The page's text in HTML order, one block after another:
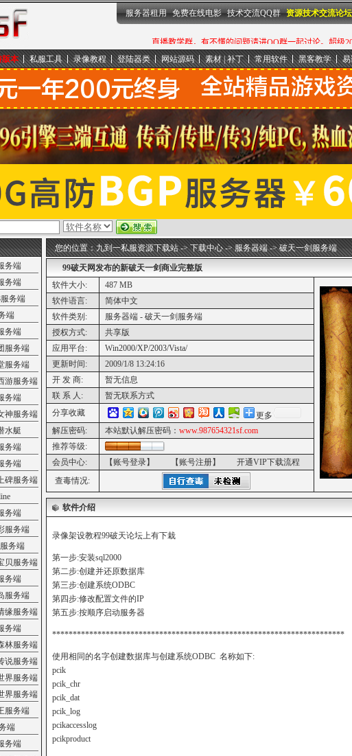
服务器租用 免费在线电影 技术交流QQ群 资源技术交流论坛
版本 私服工具 录像教程 登陆器类 网站源码 素材 | 补丁 常用软件 黑客教学 易
务端
务端
务端
端
务端
服务端
服务端
游服务端
务端
神服务端
水艇
务端
务端
碑服务端
务端
服务端
务端
贝服务端
务端
服务端
缘服务端
务端
林服务端
说服务端
界服务端
界服务端
服务端
端
务端
您的位置：九到一私服资源下载站->下载中心->服务器端->破天一剑服务端
99破天网发布的新破天一剑商业完整版
软件大小:
487 MB
软件语言:
简体中文
软件类别:
服务器端 - 破天一剑服务端
授权方式:
共享版
应用平台:
Win2000/XP/2003/Vista/
更新时间:
2009/1/8 13:24:16
开 发 商:
暂无信息
联 系 人:
暂无联系方式
分享收藏
更多
解压密码:
本站默认解压密码： www.987654321sf.com
推荐等级:
会员中心:
【账号登录】 【账号注册】
开通VIP下载流程
查毒情况:
软件介绍
录像架设教程99破天论坛上有下栽
第一步:安装sql2000
第二步:创建并还原数据库
第三步:创建系统ODBC
第四步:修改配置文件的IP
第五步:按顺序启动服务器
***********************************************************************
使用相同的名字创建数据库与创建系统ODBC 名称如下:
pcik
pcik_chr
pcik_dat
pcik_log
pcikaccesslog
pcikproduct